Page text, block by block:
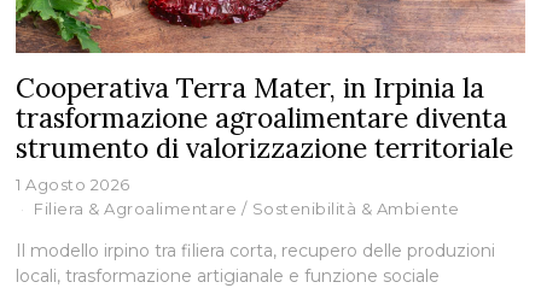
Cooperativa Terra Mater, in Irpinia la
trasformazione agroalimentare diventa
strumento di valorizzazione territoriale
1 Agosto 2026
Filiera & Agroalimentare / Sostenibilità & Ambiente
Il modello irpino tra filiera corta, recupero delle produzioni
locali, trasformazione artigianale e funzione sociale